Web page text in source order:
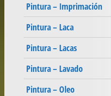
Pintura – Imprimación
Pintura – Laca
Pintura – Lacas
Pintura – Lavado
Pintura – Oleo